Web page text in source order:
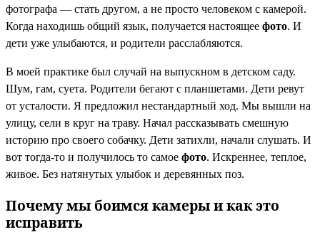
фотографа — стать другом, а не просто человеком с камерой.
Когда находишь общий язык, получается настоящее фото. И
дети уже улыбаются, и родители расслабляются.
В моей практике был случай на выпускном в детском саду.
Шум, гам, суета. Родители бегают с планшетами. Дети ревут
от усталости. Я предложил нестандартный ход. Мы вышли на
улицу, сели в круг на траву. Начал рассказывать смешную
историю про своего собачку. Дети затихли, начали слушать. И
вот тогда-то и получилось то самое фото. Искреннее, теплое,
живое. Без натянутых улыбок и деревянных поз.
Почему мы боимся камеры и как это
исправить